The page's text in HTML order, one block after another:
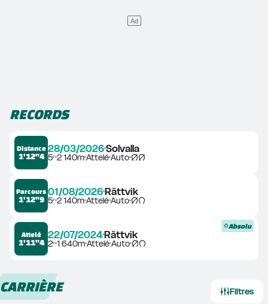
RECORDS
Distance
1'12"4
28/03/2026Solvalla
5ᵉ2 140mAtteléAuto
Parcours
1'12"9
01/08/2026Rättvik
5ᵉ2 140mAtteléAuto
Attelé
1'11"4
22/07/2024Rättvik
2ᵉ1 640mAtteléAuto
Absolu
CARRIÈRE Filtres